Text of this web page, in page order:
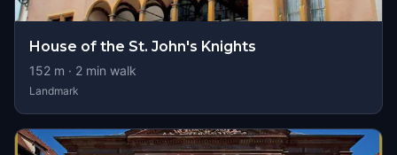
House of the St. John's Knights
152 m · 2 min walk
Landmark